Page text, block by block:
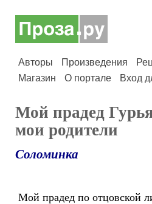
Авторы Произведения
Магазин
О портале Вход
Мой прадед
мои родители
Соломинка
Мой прадед по отцовской